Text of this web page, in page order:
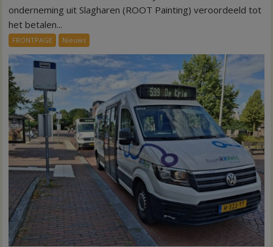
75.000
werknemers
onderneming uit Slagharen (ROOT Painting) veroordeeld tot
het betalen...
FRONTPAGE Nieuws